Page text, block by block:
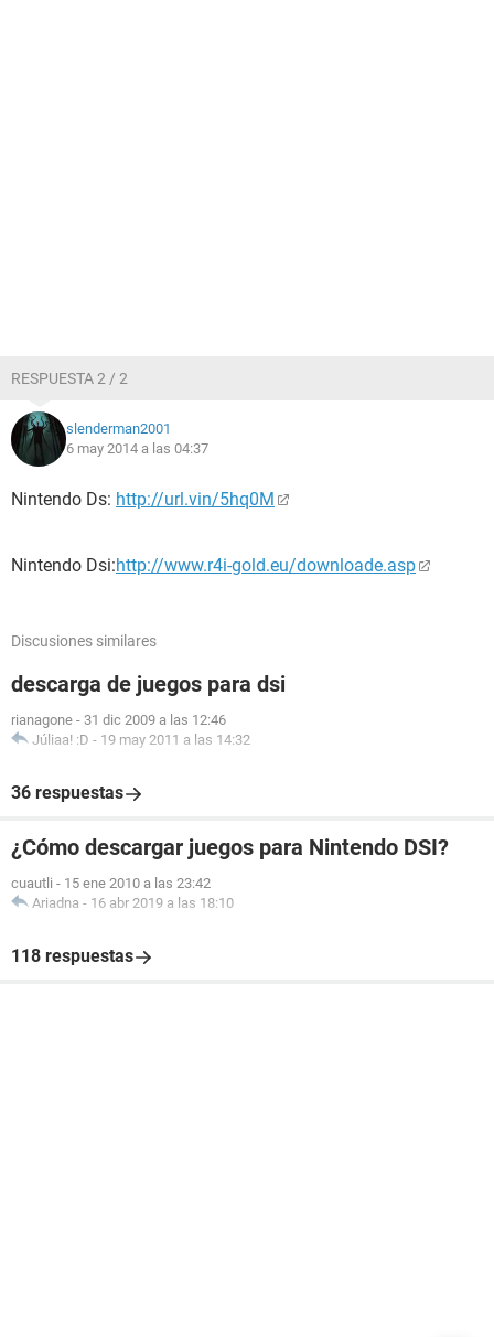
RESPUESTA 2 / 2
slenderman2001
6 may 2014 a las 04:37
Nintendo Ds: http://url.vin/5hq0M
Nintendo Dsi:http://www.r4i-gold.eu/downloade.asp
Discusiones similares
descarga de juegos para dsi
rianagone - 31 dic 2009 a las 12:46
Júliaa! :D - 19 may 2011 a las 14:32
36 respuestas
¿Cómo descargar juegos para Nintendo DSI?
cuautli - 15 ene 2010 a las 23:42
Ariadna - 16 abr 2019 a las 18:10
118 respuestas